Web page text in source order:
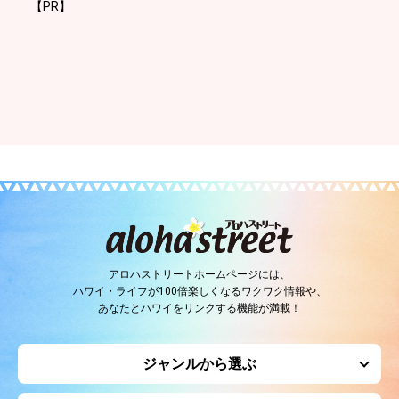
【PR】
アロハストリートホームページには、
ハワイ・ライフが100倍楽しくなるワクワク情報や、
あなたとハワイをリンクする機能が満載！
ジャンルから選ぶ